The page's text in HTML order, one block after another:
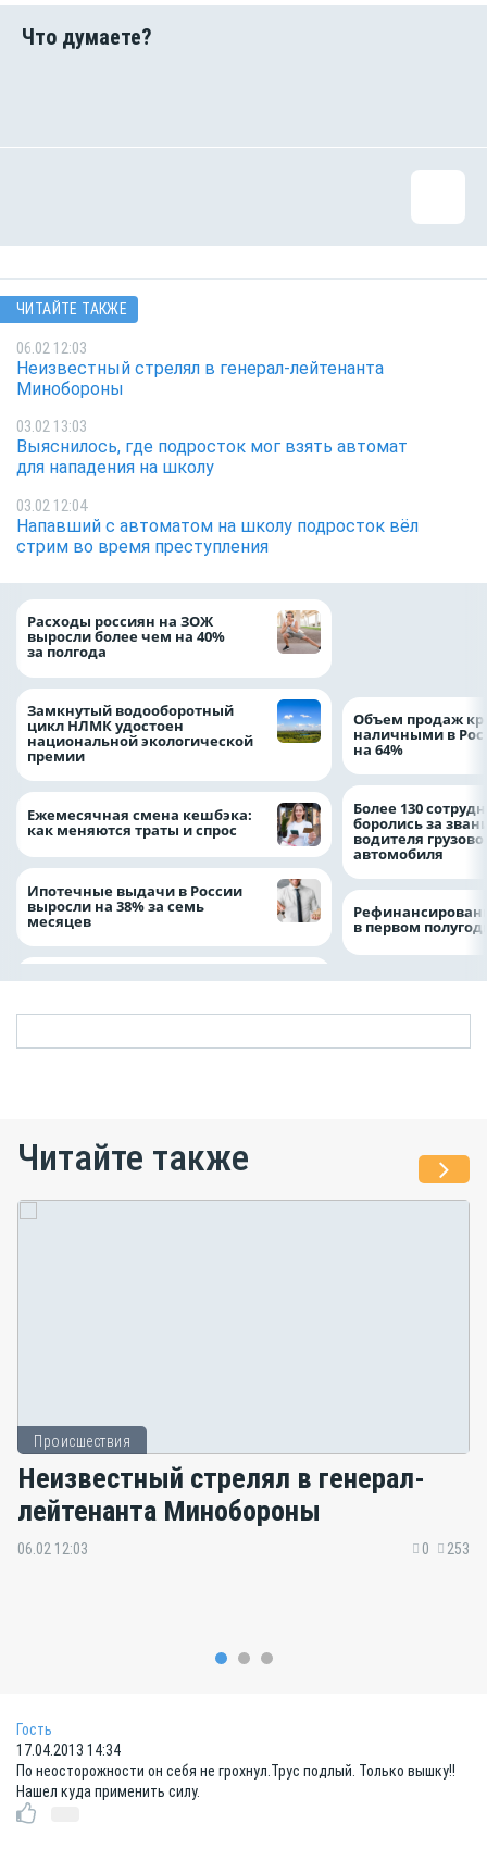
ЧИТАЙТЕ ТАКЖЕ
06.02 12:03
Неизвестный стрелял в генерал-лейтенанта
Минобороны
03.02 13:03
Выяснилось, где подросток мог взять автомат
для нападения на школу
03.02 12:04
Напавший с автоматом на школу подросток вёл
стрим во время преступления
Расходы россиян на ЗОЖ
выросли более чем на 40%
за полгода
Замкнутый водооборотный
цикл НЛМК удостоен
национальной экологической
премии
Ежемесячная смена кешбэка:
как меняются траты и спрос
Ипотечные выдачи в России
выросли на 38% за семь
месяцев
Объем продаж
наличными в
на 64%
Более 130
боролись за
водителя
автомобиля
в первом
Читайте также
Происшествия
Неизвестный стрелял в генерал-
лейтенанта Минобороны
06.02 12:03 0 253
Гость
17.04.2013 14:34
По неосторожности он себя не грохнул.Трус подлый. Только вышку!!
Нашел куда применить силу.